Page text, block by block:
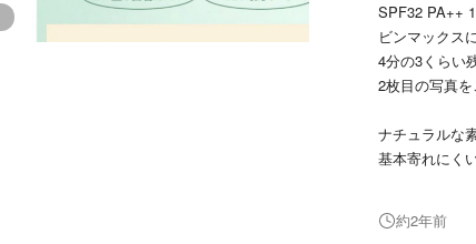
SPF32 PA++
ビンマックス
4分の3くらい
2枚目の写真を
ナチュラルな
基本寄れにく
こちらを使う
約2年前